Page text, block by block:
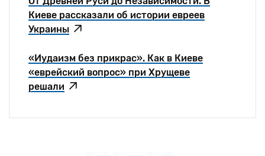
Киеве рассказали об истории евреев
Украины
«Иудаизм без прикрас». Как в Киеве
«еврейский вопрос» при Хрущеве
решали